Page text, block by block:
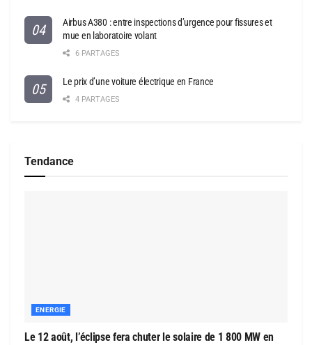
Airbus A380 : entre inspections d’urgence pour fissures et
mue en laboratoire volant
6 PARTAGES
Le prix d’une voiture électrique en France
4 PARTAGES
Tendance
ENERGIE
Le 12 août, l’éclipse fera chuter le solaire de 1 800 MW en